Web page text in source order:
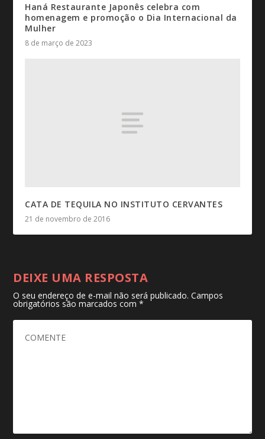
Haná Restaurante Japonês celebra com
homenagem e promoção o Dia Internacional da
Mulher
8 de março de 2023
CATA DE TEQUILA NO INSTITUTO CERVANTES
21 de novembro de 2016
DEIXE UMA RESPOSTA
O seu endereço de e-mail não será publicado. Campos
obrigatórios são marcados com*